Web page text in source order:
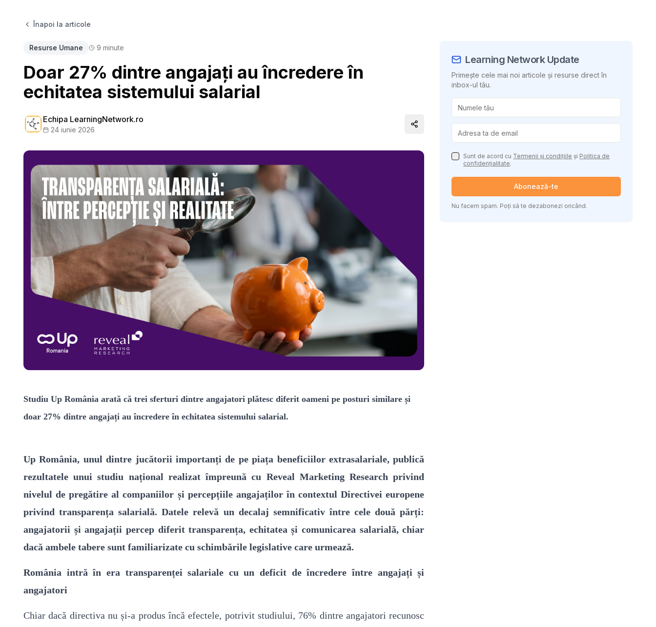
Înapoi la articole
Resurse Umane 9 minute
Doar 27% dintre angajați au încredere în
echitatea sistemului salarial
Echipa LearningNetwork.ro
24 iunie 2026 Distribuie conținutul
Studiu Up România arată că trei sferturi dintre angajatori plătesc diferit oameni pe posturi similare și
doar 27% dintre angajați au încredere în echitatea sistemului salarial.
Up România, unul dintre jucătorii importanți de pe piața beneficiilor extrasalariale, publică
rezultatele unui studiu național realizat împreună cu Reveal Marketing Research privind
nivelul de pregătire al companiilor și percepțiile angajaților în contextul Directivei europene
privind transparența salarială. Datele relevă un decalaj semnificativ între cele două părți:
angajatorii și angajații percep diferit transparența, echitatea și comunicarea salarială, chiar
dacă ambele tabere sunt familiarizate cu schimbările legislative care urmează.
România intră în era transparenței salariale cu un deficit de încredere între angajați și
angajatori
Chiar dacă directiva nu și-a produs încă efectele, potrivit studiului, 76% dintre angajatori recunosc
Learning Network Update
Primește cele mai noi articole și resurse direct în
inbox-ul tău.
Sunt de acord cu Termenii și condițiile și Politica de
confidențialitate.
Abonează-te
Nu facem spam. Poți să te dezabonezi oricând.